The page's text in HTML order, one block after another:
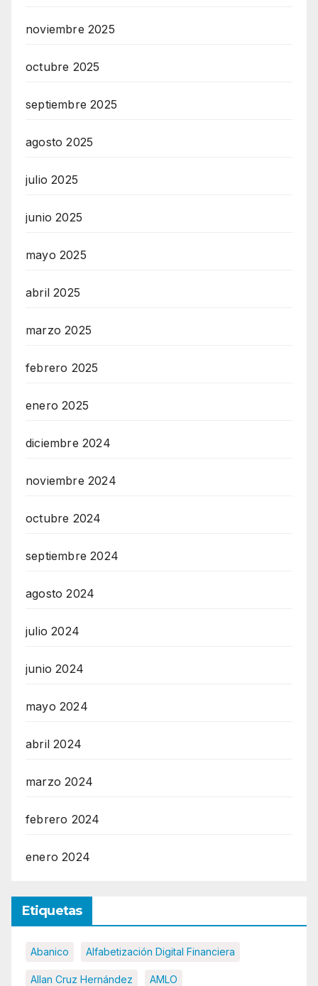
noviembre 2025
octubre 2025
septiembre 2025
agosto 2025
julio 2025
junio 2025
mayo 2025
abril 2025
marzo 2025
febrero 2025
enero 2025
diciembre 2024
noviembre 2024
octubre 2024
septiembre 2024
agosto 2024
julio 2024
junio 2024
mayo 2024
abril 2024
marzo 2024
febrero 2024
enero 2024
Etiquetas
Abanico Alfabetización Digital Financiera
Allan Cruz Hernández AMLO